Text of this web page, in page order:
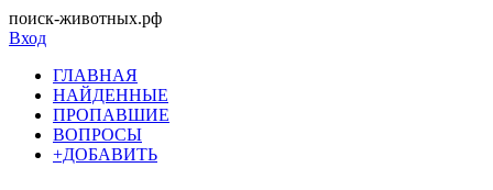
поиск-животных.рф
Вход
ГЛАВНАЯ
НАЙДЕННЫЕ
ПРОПАВШИЕ
ВОПРОСЫ
+ДОБАВИТЬ